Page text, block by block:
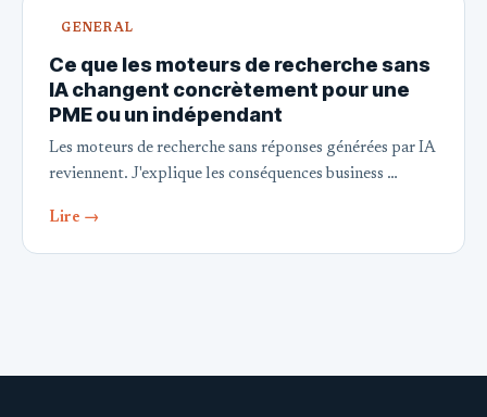
GENERAL
Ce que les moteurs de recherche sans
IA changent concrètement pour une
PME ou un indépendant
Les moteurs de recherche sans réponses générées par IA
reviennent. J'explique les conséquences business …
Lire →